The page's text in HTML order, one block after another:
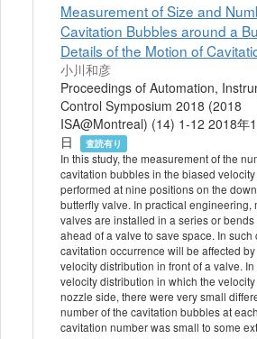
Measurement of Size and
Cavitation Bubbles around a
Details of the Motion of
小川和彦
Proceedings of Automation,
Control Symposium 2018 (2018
ISA@Montreal) (14) 1-12 2018年
日
査読有り
In this study, the measurement of the
cavitation bubbles in the biased
performed at nine positions on the
butterfly valve. In practical engineering,
valves are installed in a series or
ahead of a valve to save space. In such
cavitation occurrence will be affected
velocity distribution in front of a valve.
velocity distribution in which the
nozzle side, there were very small
number of the cavitation bubbles at
cavitation number was small to some